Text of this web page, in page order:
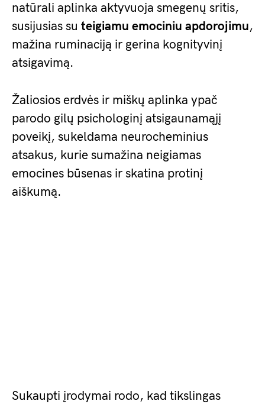
natūrali aplinka aktyvuoja smegenų sritis,
susijusias su teigiamu emociniu apdorojimu,
mažina ruminaciją ir gerina kognityvinį
atsigavimą.
Žaliosios erdvės ir miškų aplinka ypač
parodo gilų psichologinį atsigaunamąjį
poveikį, sukeldama neurocheminius
atsakus, kurie sumažina neigiamas
emocines būsenas ir skatina protinį
aiškumą.
Sukaupti įrodymai rodo, kad tikslingas